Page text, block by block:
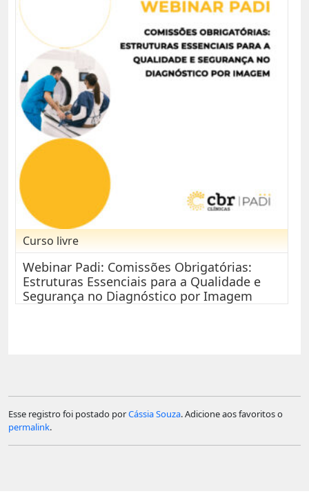
Curso livre
Webinar Padi: Comissões Obrigatórias:
Estruturas Essenciais para a Qualidade e
Segurança no Diagnóstico por Imagem
Esse registro foi postado porCássia Souza. Adicione aos favoritos o
permalink.